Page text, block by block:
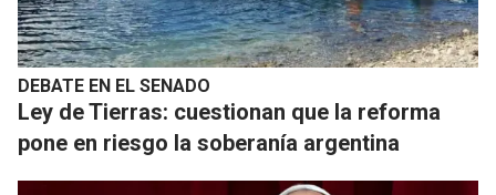
DEBATE EN EL SENADO
Ley de Tierras: cuestionan que la reforma
pone en riesgo la soberanía argentina